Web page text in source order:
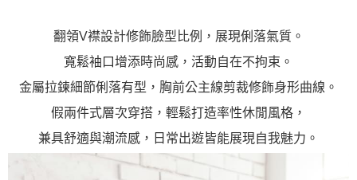
翻領V襟設計修飾臉型比例，展現俐落氣質。
寬鬆袖口增添時尚感，活動自在不拘束。
金屬拉鍊細節俐落有型，胸前公主線剪裁修飾身形曲線。
假兩件式層次穿搭，輕鬆打造率性休閒風格，
兼具舒適與潮流感，日常出遊皆能展現自我魅力。